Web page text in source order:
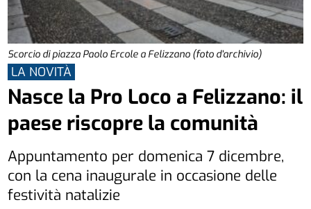
Scorcio di piazza Paolo Ercole a Felizzano (foto d'archivio)
LA NOVITÀ
Nasce la Pro Loco a Felizzano: il
paese riscopre la comunità
Appuntamento per domenica 7 dicembre,
con la cena inaugurale in occasione delle
festività natalizie